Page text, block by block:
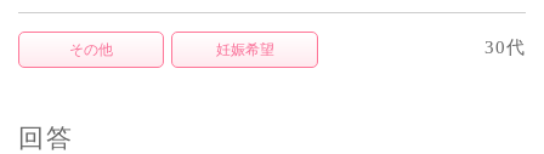
その他 妊娠希望 30代
回答